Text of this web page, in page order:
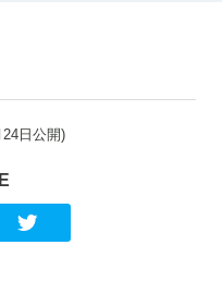
日公開)